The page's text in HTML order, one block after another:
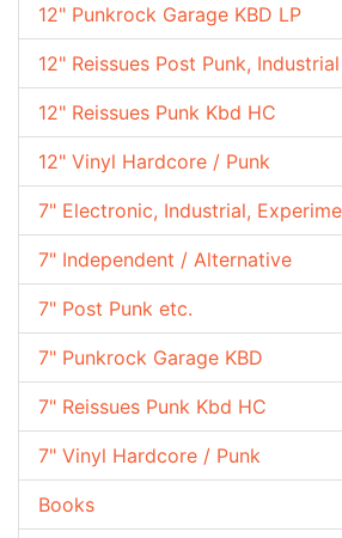
12" Punkrock Garage KBD LP
12" Reissues Post Punk,
12" Reissues Punk Kbd HC
12" Vinyl Hardcore / Punk
7" Electronic, Industrial,
7" Independent / Alternative
7" Post Punk etc.
7" Punkrock Garage KBD
7" Reissues Punk Kbd HC
7" Vinyl Hardcore / Punk
Books